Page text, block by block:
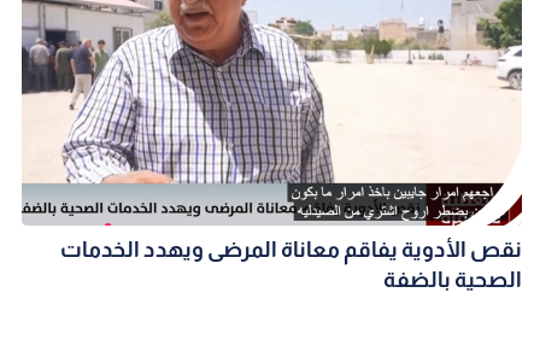
نقص الأدوية يفاقم معاناة المرضى ويهدد الخدمات
الصحية بالضفة